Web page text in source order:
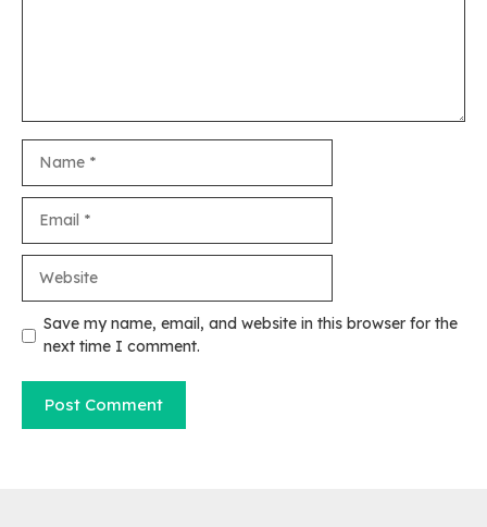
Save my name, email, and website in this browser for the
next time I comment.